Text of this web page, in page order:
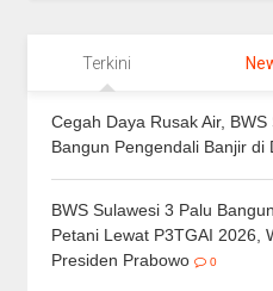
Terkini
Cegah Daya Rusak Air, BWS
Bangun Pengendali Banjir di
BWS Sulawesi 3 Palu
Petani Lewat P3TGAI 2026,
Presiden Prabowo
0